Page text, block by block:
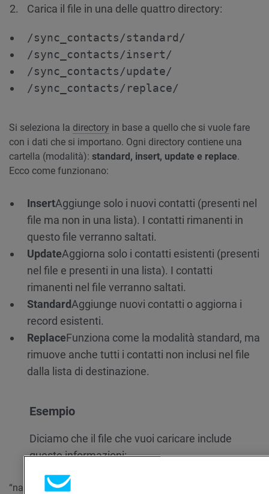
Carica il file in una delle quattro directory:
/sync_contacts/standard/
/sync_contacts/insert/
/sync_contacts/update/
/sync_contacts/replace/
Si seleziona la directory in base a quello che si vuole fare
con i dati che si importano. Ogni directory contiene una
cartella (modalità): standard, insert, update e replace.
Ecco come funzionano:
InsertAggiunge solo i nuovi contatti (presenti nel
file ma non in una lista). I contatti rimanenti in
questo file verranno saltati.
UpdateAggiorna solo i contatti esistenti (presenti
nel file e presenti in una lista). I contatti
rimanenti nel file verranno saltati.
StandardAggiunge nuovi contatti o aggiorna i
record esistenti.
ReplaceFunziona come la modalità standard, ma
rimuove anche tutti i contatti non inclusi nel file
dalla lista di destinazione.
Esempio
Diciamo che il file che vuoi caricare include
queste informazioni:
“name”,”email”,”ip”,”hobby”,”pet”,”pet”